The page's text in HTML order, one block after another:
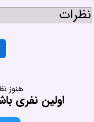
نظرات
هنوز
اولین نفری